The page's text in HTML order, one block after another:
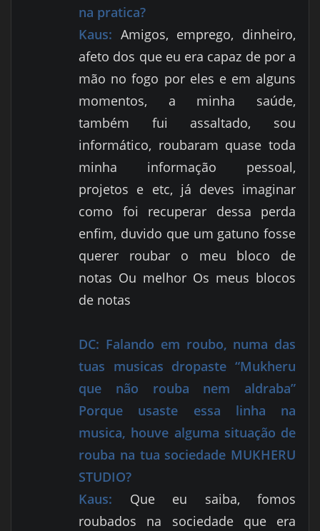
na pratica?
Kaus: Amigos, emprego, dinheiro,
afeto dos que eu era capaz de por a
mão no fogo por eles e em alguns
momentos, a minha saúde,
também fui assaltado, sou
informático, roubaram quase toda
minha informação pessoal,
projetos e etc, já deves imaginar
como foi recuperar dessa perda
enfim, duvido que um gatuno fosse
querer roubar o meu bloco de
notas Ou melhor Os meus blocos
de notas
DC: Falando em roubo, numa das
tuas musicas dropaste “Mukheru
que não rouba nem aldraba”
Porque usaste essa linha na
musica, houve alguma situação de
rouba na tua sociedade MUKHERU
STUDIO?
Kaus:
Que eu saiba, fomos
roubados na sociedade que era